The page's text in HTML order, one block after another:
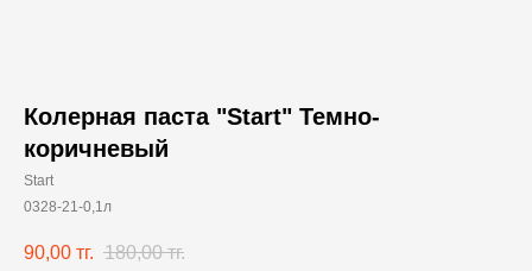
Колерная паста "Start" Темно-
коричневый
Start
0328-21-0,1л
90,00 тг. 180,00 тг.